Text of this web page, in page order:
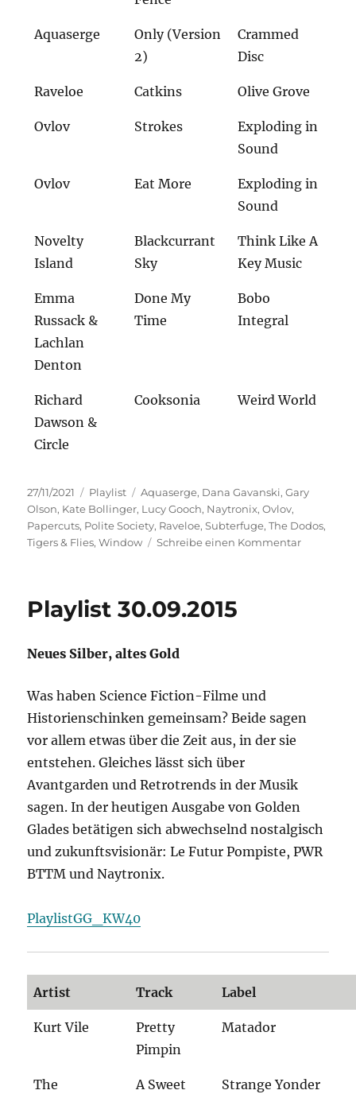
Aquaserge
Only (Version
2)
Crammed
Disc
Raveloe Catkins Olive Grove
Ovlov Strokes
Exploding in
Sound
Ovlov Eat More
Exploding in
Sound
Novelty
Island
Blackcurrant
Sky
Think Like A
Key Music
Emma
Russack &
Lachlan
Denton
Done My
Time
Bobo
Integral
Richard
Dawson &
Circle
Cooksonia Weird World
Veröffentlicht
am
27/11/2021 Kategorien
Playlist Schlagwörter
Aquaserge, Dana Gavanski,Gary
Olson, Kate Bollinger, Lucy Gooch, Naytronix,Ovlov,
Papercuts, Polite Society, Raveloe,Subterfuge,The Dodos,
Tigers & Flies,Window Schreibe einen Kommentarzu
Playlist 30.09.2015
Neues Silber, altes Gold
Was haben Science Fiction-Filme und
Historienschinken gemeinsam? Beide sagen
vor allem etwas über die Zeit aus, in der sie
entstehen. Gleiches lässt sich über
Avantgarden und Retrotrends in der Musik
sagen. In der heutigen Ausgabe von Golden
Glades betätigen sich abwechselnd nostalgisch
und zukunftsvisionär: Le Futur Pompiste, PWR
BTTM und Naytronix.
PlaylistGG_KW40
Artist Track Label
Kurt Vile
Pretty
Pimpin
Matador
The
A Sweet
Strange Yonder